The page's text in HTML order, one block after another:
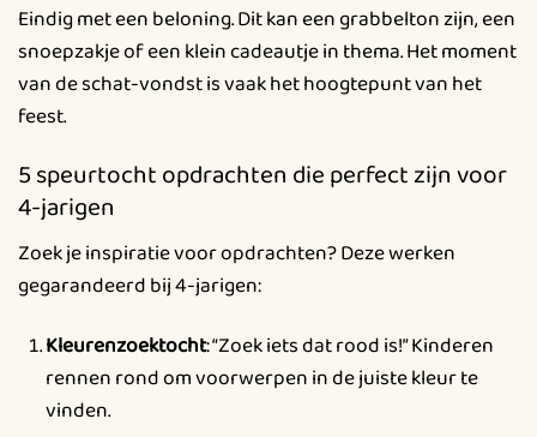
Eindig met een beloning. Dit kan een grabbelton zijn, een
snoepzakje of een klein cadeautje in thema. Het moment
van de schat-vondst is vaak het hoogtepunt van het
feest.
5 speurtocht opdrachten die perfect zijn voor
4-jarigen
Zoek je inspiratie voor opdrachten? Deze werken
gegarandeerd bij 4-jarigen:
Kleurenzoektocht: “Zoek iets dat rood is!” Kinderen
rennen rond om voorwerpen in de juiste kleur te
vinden.